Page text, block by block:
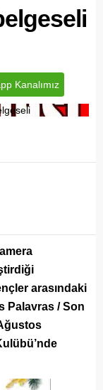
Kanalımız
arasındaki
Palavras / Son